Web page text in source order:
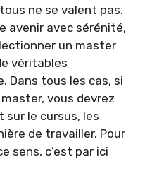
ne se valent pas.
avenir avec sérénité,
un master
véritables
Dans tous les cas, si
vous devrez
sur le cursus, les
de travailler. Pour
sens, c’est par ici